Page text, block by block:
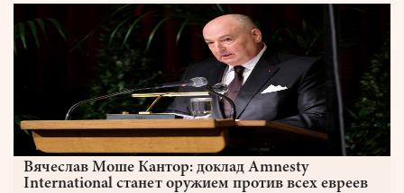
Вячеслав Моше Кантор: доклад Amnesty
International станет оружием против всех евреев